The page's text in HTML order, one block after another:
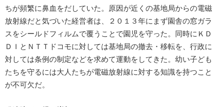
ちが頻繁に鼻血をだしていた。原因が近くの基地局からの電磁
放射線だと気づいた経営者は、２０１３年にまず園舎の窓ガラ
スをシールドフィルムで覆うことで園児を守った。同時にＫＤ
ＤＩとＮＴＴドコモに対しては基地局の撤去・移転を、行政に
対しては条例の制定などを求めて運動をしてきた。幼い子ども
たちを守るには大人たちが電磁放射線に対する知識を持つこと
が不可欠だ。